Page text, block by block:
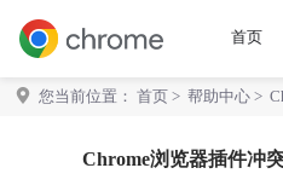
首页
您当前位置： 首页 > 帮助中心 > Chrome浏览器插件冲突排查与解决
Chrome浏览器插件冲